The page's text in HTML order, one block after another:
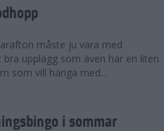
måste ju vara med
upplägg som även har en liten
som vill hänga med...
i sommar